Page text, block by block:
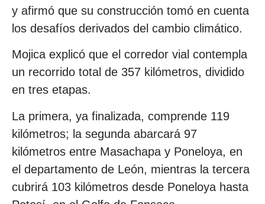
y afirmó que su construcción tomó en cuenta
los desafíos derivados del cambio climático.
Mojica explicó que el corredor vial contempla
un recorrido total de 357 kilómetros, dividido
en tres etapas.
La primera, ya finalizada, comprende 119
kilómetros; la segunda abarcará 97
kilómetros entre Masachapa y Poneloya, en
el departamento de León, mientras la tercera
cubrirá 103 kilómetros desde Poneloya hasta